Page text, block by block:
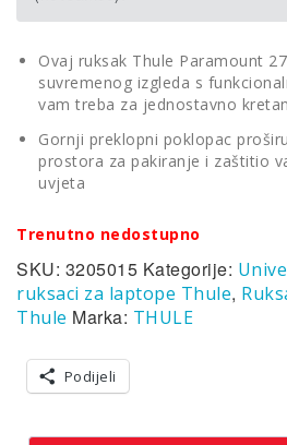
Ovaj ruksak Thule Paramount
suvremenog izgleda s
vam treba za jednostavno
Gornji preklopni poklopac
prostora za pakiranje i zaštitio
uvjeta
Trenutno nedostupno
SKU: 3205015 Kategorije:
ruksaci za laptope Thule,
Thule Marka: THULE
Podijeli